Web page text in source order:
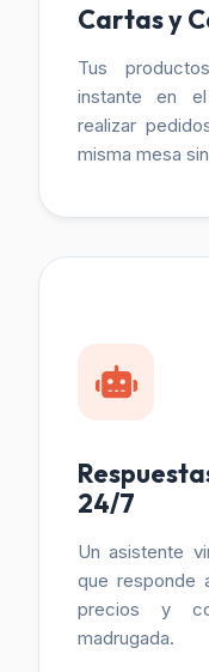
Cartas y
Tus
instante en
realizar
misma mesa
24/7
Un asistente
que responde
precios y
madrugada.